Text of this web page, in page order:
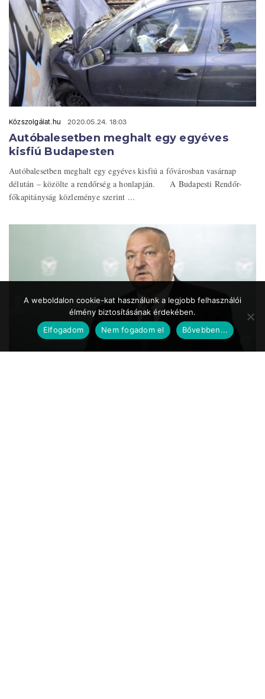
Közszolgálat.hu 2020.05.24. 18:03
Autóbalesetben meghalt egy egyéves
kisfiú Budapesten
Autóbalesetben meghalt egy egyéves kisfiú a fővárosban vasárnap
délután – közölte a rendőrség a honlapján. A Budapesti Rendőr-
főkapitányság közleménye szerint ...
A weboldalon cookie-kat használunk a legjobb felhasználói
élmény biztosításának érdekében.
Elfogadom
Nem fogadom el Bővebben...